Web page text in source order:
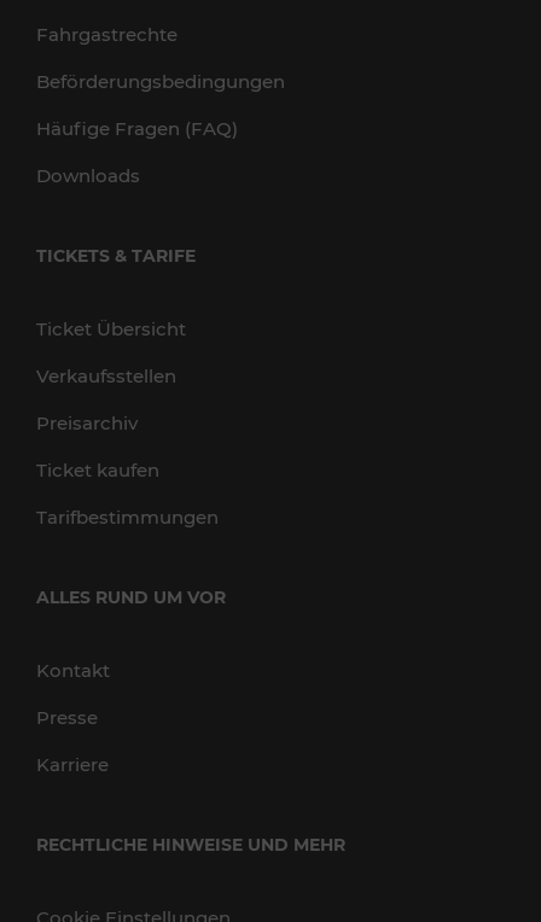
Fahrgastrechte
Beförderungsbedingungen
Häufige Fragen (FAQ)
Downloads
TICKETS & TARIFE
Ticket Übersicht
Verkaufsstellen
Preisarchiv
Ticket kaufen
Tarifbestimmungen
ALLES RUND UM VOR
Kontakt
Presse
Karriere
RECHTLICHE HINWEISE UND MEHR